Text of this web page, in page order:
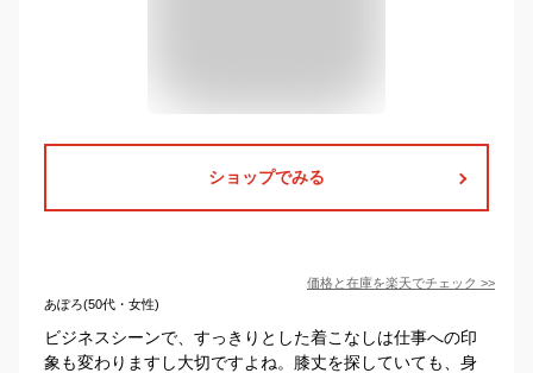
ショップでみる
価格と在庫を楽天でチェック >>
あぽろ(50代・女性)
ビジネスシーンで、すっきりとした着こなしは仕事への印
象も変わりますし大切ですよね。膝丈を探していても、身